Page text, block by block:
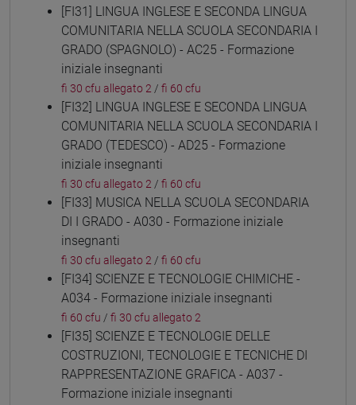
[FI31] LINGUA INGLESE E SECONDA LINGUA
COMUNITARIA NELLA SCUOLA SECONDARIA I
GRADO (SPAGNOLO) - AC25 - Formazione
iniziale insegnanti
fi 30 cfu allegato 2 / fi 60 cfu
[FI32] LINGUA INGLESE E SECONDA LINGUA
COMUNITARIA NELLA SCUOLA SECONDARIA I
GRADO (TEDESCO) - AD25 - Formazione
iniziale insegnanti
fi 30 cfu allegato 2 / fi 60 cfu
[FI33] MUSICA NELLA SCUOLA SECONDARIA
DI I GRADO - A030 - Formazione iniziale
insegnanti
fi 30 cfu allegato 2 / fi 60 cfu
[FI34] SCIENZE E TECNOLOGIE CHIMICHE -
A034 - Formazione iniziale insegnanti
fi 60 cfu / fi 30 cfu allegato 2
[FI35] SCIENZE E TECNOLOGIE DELLE
COSTRUZIONI, TECNOLOGIE E TECNICHE DI
RAPPRESENTAZIONE GRAFICA - A037 -
Formazione iniziale insegnanti